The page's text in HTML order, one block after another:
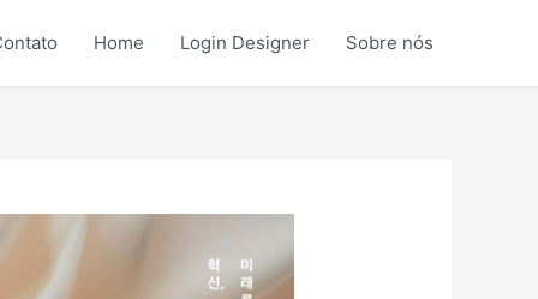
Home Login Designer Sobre nós